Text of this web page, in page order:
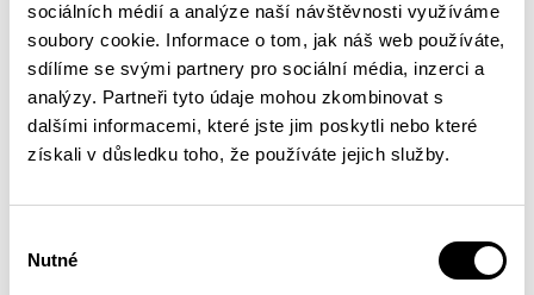
sociálních médií a analýze naší návštěvnosti využíváme
soubory cookie. Informace o tom, jak náš web používáte,
sdílíme se svými partnery pro sociální média, inzerci a
analýzy. Partneři tyto údaje mohou zkombinovat s
dalšími informacemi, které jste jim poskytli nebo které
získali v důsledku toho, že používáte jejich služby.
souhlasu
Nutné